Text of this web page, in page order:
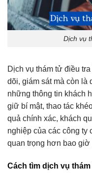
Dịch vụ
Dịch vụ thám tử điều
dõi, giám sát mà còn là
những thông tin khách
giữ bí mật, thao tác
quả chính xác, khách
nghiệp của các công ty
quan trọng hơn bao giờ
Cách tìm dịch vụ